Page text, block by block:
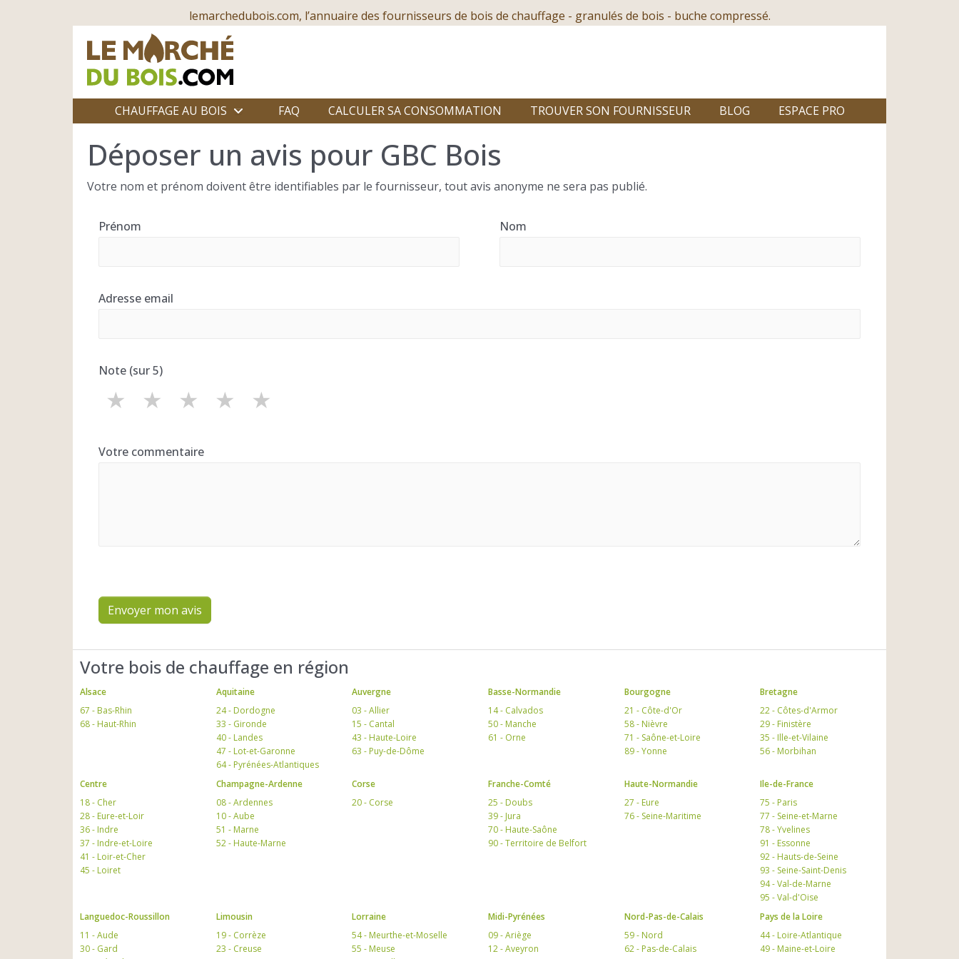
lemarchedubois.com, l’annuaire des fournisseurs de bois de chauffage - granulés de bois - buche compressé.
CHAUFFAGE AU BOIS FAQ CALCULER SA CONSOMMATION TROUVER SON FOURNISSEUR BLOG ESPACE PRO
Déposer un avis pour GBC Bois
Votre nom et prénom doivent être identifiables par le fournisseur, tout avis anonyme ne sera pas publié.
Prénom Nom
Adresse email
Note (sur 5)
★
★
★
★
★
Votre commentaire
Envoyer mon avis
Votre bois de chauffage en région
Alsace
67 - Bas-Rhin
68 - Haut-Rhin
Aquitaine
24 - Dordogne
33 - Gironde
40 - Landes
47 - Lot-et-Garonne
64 - Pyrénées-Atlantiques
Auvergne
03 - Allier
15 - Cantal
43 - Haute-Loire
63 - Puy-de-Dôme
Basse-Normandie
14 - Calvados
50 - Manche
61 - Orne
Bourgogne
21 - Côte-d'Or
58 - Nièvre
71 - Saône-et-Loire
89 - Yonne
Bretagne
22 - Côtes-d'Armor
29 - Finistère
35 - Ille-et-Vilaine
56 - Morbihan
Centre
18 - Cher
28 - Eure-et-Loir
36 - Indre
37 - Indre-et-Loire
41 - Loir-et-Cher
45 - Loiret
Champagne-Ardenne
08 - Ardennes
10 - Aube
51 - Marne
52 - Haute-Marne
Corse
20 - Corse
Franche-Comté
25 - Doubs
39 - Jura
70 - Haute-Saône
90 - Territoire de Belfort
Haute-Normandie
27 - Eure
76 - Seine-Maritime
Ile-de-France
75 - Paris
77 - Seine-et-Marne
78 - Yvelines
91 - Essonne
92 - Hauts-de-Seine
93 - Seine-Saint-Denis
94 - Val-de-Marne
95 - Val-d'Oise
Languedoc-Roussillon
11 - Aude
30 - Gard
Limousin
19 - Corrèze
23 - Creuse
Lorraine
54 - Meurthe-et-Moselle
55 - Meuse
Midi-Pyrénées
09 - Ariège
12 - Aveyron
Nord-Pas-de-Calais
59 - Nord
62 - Pas-de-Calais
Pays de la Loire
44 - Loire-Atlantique
49 - Maine-et-Loire